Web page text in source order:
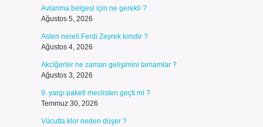
Avlanma belgesi için ne gerekli ?
Ağustos 5, 2026
Aslen nereli Ferdi Zeyrek kimdir ?
Ağustos 4, 2026
Akciğerler ne zaman gelişimini tamamlar ?
Ağustos 3, 2026
9. yargı paketi meclisten geçti mi ?
Temmuz 30, 2026
Vücutta klor neden düşer ?